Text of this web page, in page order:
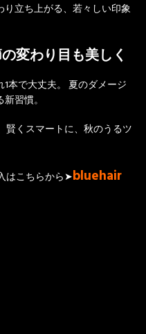
り立ち上がる、若々しい印象
変わり目も美しく
本で大丈夫。 夏のダメージ
習慣。
賢くスマートに、秋のうるツ
はこちらから➤bluehair